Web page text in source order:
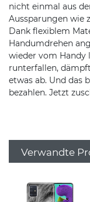
nicht einmal aus
Aussparungen wie
Dank flexiblem
Handumdrehen
wieder vom Handy
runterfallen,
etwas ab. Und das
bezahlen. Jetzt
Verwandte